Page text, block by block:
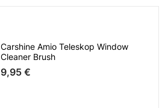
Carshine Amio Teleskop Window
Cleaner Brush
9,95 €